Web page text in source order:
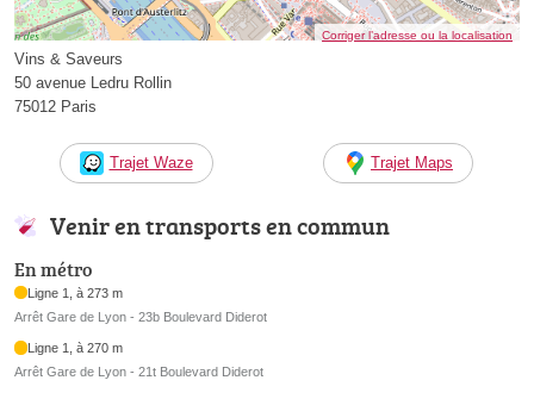
Corriger l’adresse ou la localisation
Vins & Saveurs
50 avenue Ledru Rollin
75012 Paris
Trajet Waze Trajet Maps
Venir en transports en commun
En métro
Ligne 1, à 273 m
Arrêt Gare de Lyon - 23b Boulevard Diderot
Ligne 1, à 270 m
Arrêt Gare de Lyon - 21t Boulevard Diderot